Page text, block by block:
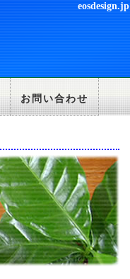
eosdesign.jp
お問い合わせ